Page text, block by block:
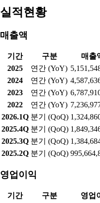
실적현황
매출액
기간 구분 매출
2025
연간 (YoY)
2024
연간 (YoY)
2023
연간 (YoY)
2022
연간 (YoY)
2026.1Q 분기 (QoQ)
2025.4Q 분기 (QoQ)
2025.3Q 분기 (QoQ)
2025.2Q 분기 (QoQ)
영업이익
기간 구분 영업